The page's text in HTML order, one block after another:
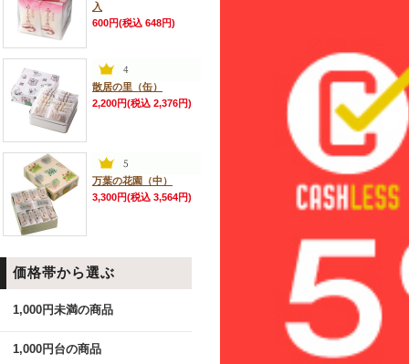
入
600円(税込 648円)
散居の里（缶）
2,200円(税込 2,376円)
万葉の花園（中）
3,300円(税込 3,564円)
価格帯から選ぶ
1,000円未満の商品
1,000円台の商品